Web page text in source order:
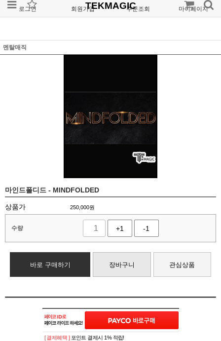
로그인 회원가입 주문조회 마이페이지
TEKMAGIC
멘탈매직
마인드폴디드 - MINDFOLDED
상품가 250,000원
수량 +1 -1
바로 구매하기 장바구니 관심상품
[ 결제혜택 ] 포인트 결제시 1% 적립!